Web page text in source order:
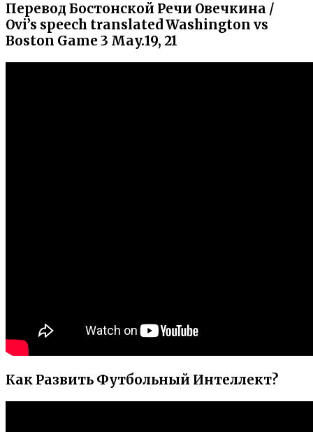
Перевод Бостонской Речи Овечкина /
Ovi’s speech translated Washington vs
Boston Game 3 May.19, 21
Как Развить Футбольный Интеллект?